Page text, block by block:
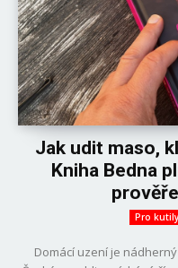
Jak udit maso,
Kniha Bedna
Pro kutily
Domácí uzení je